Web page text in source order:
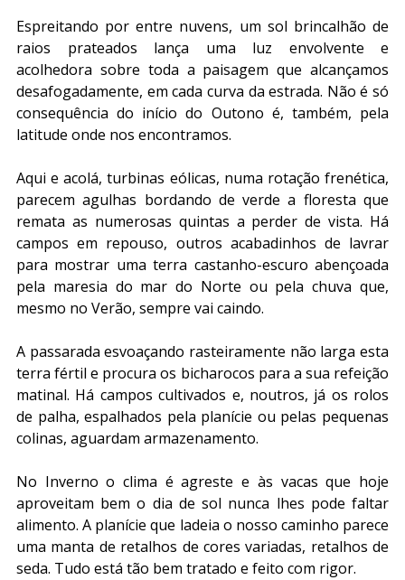
Espreitando por entre nuvens, um sol brincalhão de
raios prateados lança uma luz envolvente e
acolhedora sobre toda a paisagem que alcançamos
desafogadamente, em cada curva da estrada. Não é só
consequência do início do Outono é, também, pela
latitude onde nos encontramos.
Aqui e acolá, turbinas eólicas, numa rotação frenética,
parecem agulhas bordando de verde a floresta que
remata as numerosas quintas a perder de vista. Há
campos em repouso, outros acabadinhos de lavrar
para mostrar uma terra castanho-escuro abençoada
pela maresia do mar do Norte ou pela chuva que,
mesmo no Verão, sempre vai caindo.
A passarada esvoaçando rasteiramente não larga esta
terra fértil e procura os bicharocos para a sua refeição
matinal. Há campos cultivados e, noutros, já os rolos
de palha, espalhados pela planície ou pelas pequenas
colinas, aguardam armazenamento.
No Inverno o clima é agreste e às vacas que hoje
aproveitam bem o dia de sol nunca lhes pode faltar
alimento. A planície que ladeia o nosso caminho parece
uma manta de retalhos de cores variadas, retalhos de
seda. Tudo está tão bem tratado e feito com rigor.